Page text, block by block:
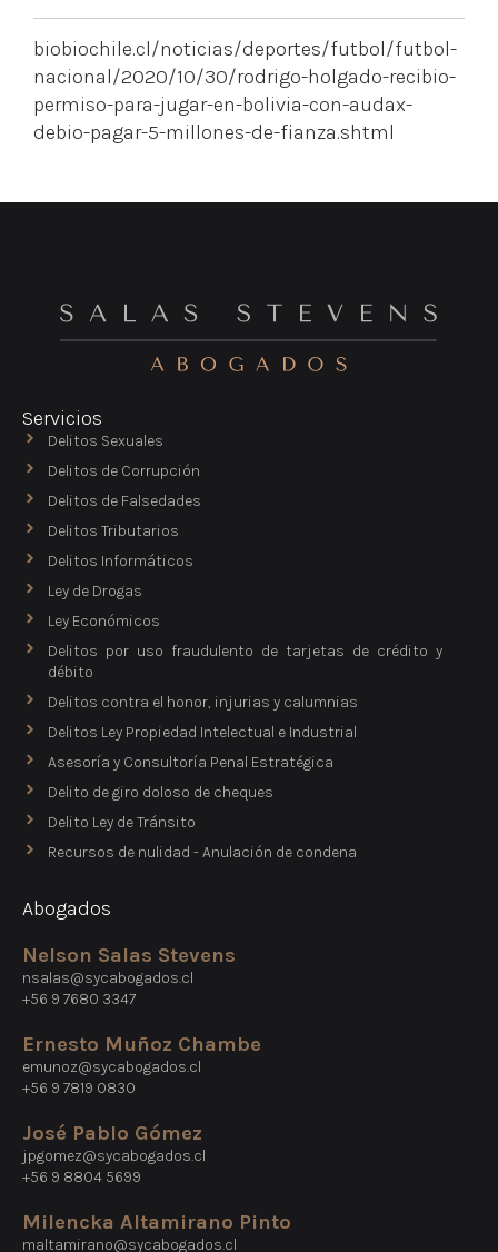
biobiochile.cl/noticias/deportes/futbol/futbol-
nacional/2020/10/30/rodrigo-holgado-recibio-
permiso-para-jugar-en-bolivia-con-audax-
debio-pagar-5-millones-de-fianza.shtml
Servicios
Delitos Sexuales
Delitos de Corrupción
Delitos de Falsedades
Delitos Tributarios
Delitos Informáticos
Ley de Drogas
Ley Económicos
Delitos por uso fraudulento de tarjetas de crédito y
débito
Delitos contra el honor, injurias y calumnias
Delitos Ley Propiedad Intelectual e Industrial
Asesoría y Consultoría Penal Estratégica
Delito de giro doloso de cheques
Delito Ley de Tránsito
Recursos de nulidad - Anulación de condena
Abogados
Nelson Salas Stevens
nsalas@sycabogados.cl
+56 9 7680 3347
Ernesto Muñoz Chambe
emunoz@sycabogados.cl
+56 9 7819 0830
José Pablo Gómez
jpgomez@sycabogados.cl
+56 9 8804 5699
Milencka Altamirano Pinto
maltamirano@sycabogados.cl